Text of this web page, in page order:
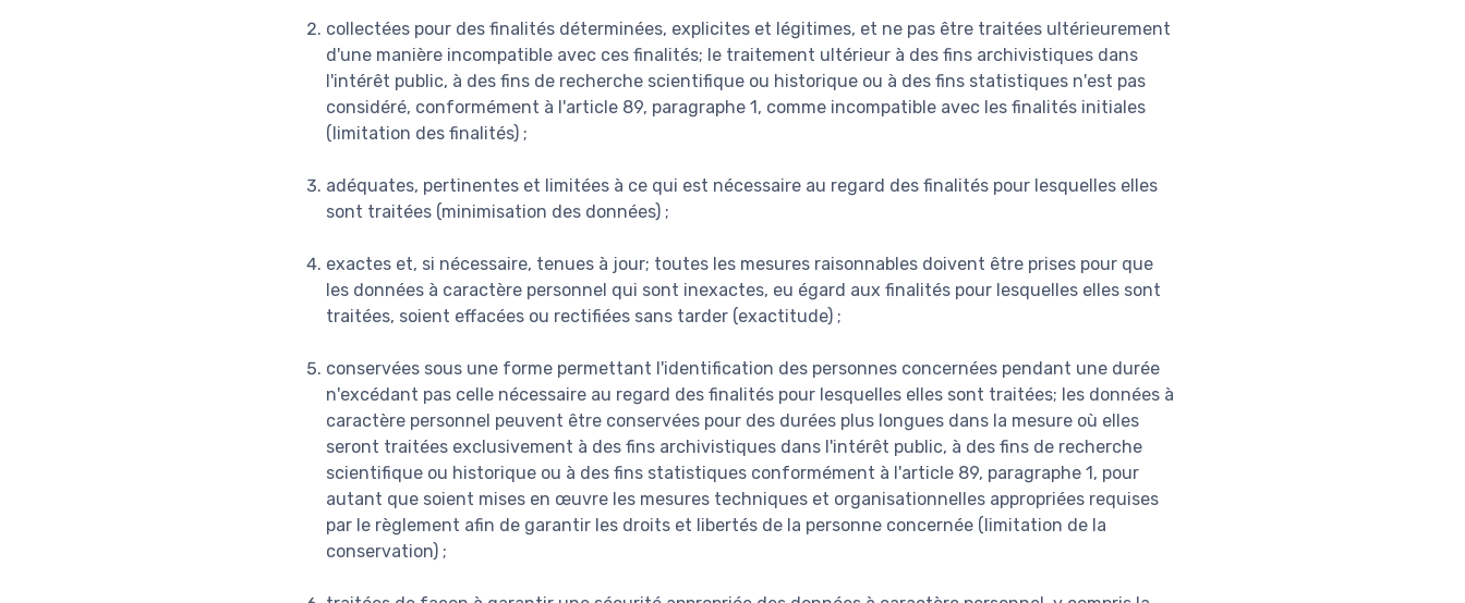
collectées pour des finalités déterminées, explicites et légitimes, et ne pas être traitées ultérieurement
d'une manière incompatible avec ces finalités; le traitement ultérieur à des fins archivistiques dans
l'intérêt public, à des fins de recherche scientifique ou historique ou à des fins statistiques n'est pas
considéré, conformément à l'article 89, paragraphe 1, comme incompatible avec les finalités initiales
(limitation des finalités) ;
adéquates, pertinentes et limitées à ce qui est nécessaire au regard des finalités pour lesquelles elles
sont traitées (minimisation des données) ;
exactes et, si nécessaire, tenues à jour; toutes les mesures raisonnables doivent être prises pour que
les données à caractère personnel qui sont inexactes, eu égard aux finalités pour lesquelles elles sont
traitées, soient effacées ou rectifiées sans tarder (exactitude) ;
conservées sous une forme permettant l'identification des personnes concernées pendant une durée
n'excédant pas celle nécessaire au regard des finalités pour lesquelles elles sont traitées; les données à
caractère personnel peuvent être conservées pour des durées plus longues dans la mesure où elles
seront traitées exclusivement à des fins archivistiques dans l'intérêt public, à des fins de recherche
scientifique ou historique ou à des fins statistiques conformément à l'article 89, paragraphe 1, pour
autant que soient mises en œuvre les mesures techniques et organisationnelles appropriées requises
par le règlement afin de garantir les droits et libertés de la personne concernée (limitation de la
conservation) ;